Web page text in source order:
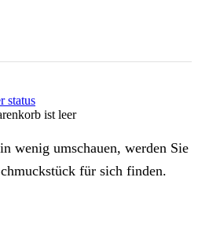
status
ist leer
wenig umschauen, werden Sie
für sich finden.